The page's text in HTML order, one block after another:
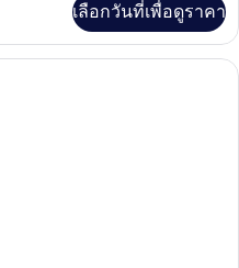
เลือกวันที่เพื่อดูราคา
ห้องทวิน, ปลอดบุหรี่, ห้องมุม | โต๊ะทำ